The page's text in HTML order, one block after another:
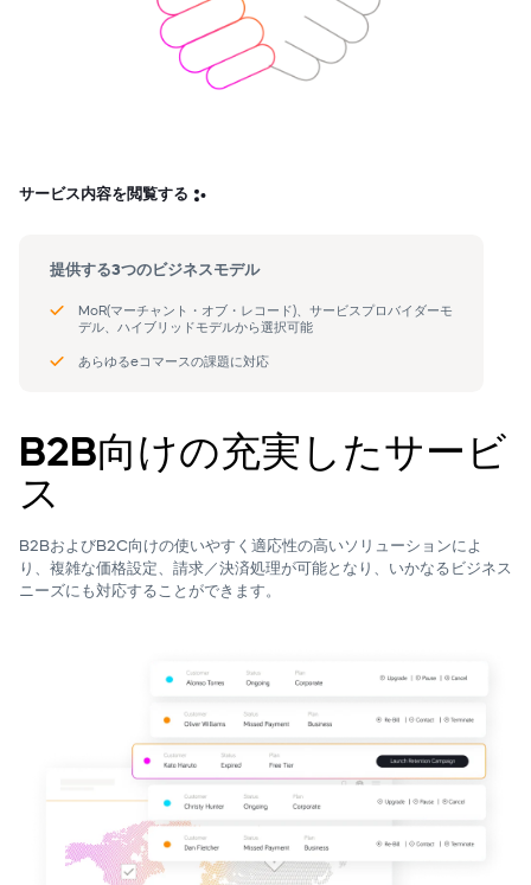
B2B向けの充実したサービ
ス
B2BおよびB2C向けの使いやすく 適応性の高いソリューションによ
り、複雑な価格設定、 請求／決済処理が可能となり、 いかなる ビジネス
ニーズに も対応することができます。